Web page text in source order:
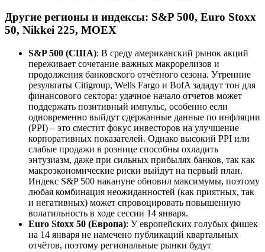
Другие регионы и индексы: S&P 500, Euro Stoxx
50, Nikkei 225, MOEX
S&P 500 (США): В среду американский рынок акций
переживает сочетание важных макрорелизов и
продолжения банковского отчётного сезона. Утренние
результаты Citigroup, Wells Fargo и BofA зададут тон для
финансового сектора: удачное начало отчетов может
поддержать позитивный импульс, особенно если
одновременно выйдут сдержанные данные по инфляции
(PPI) – это сместит фокус инвесторов на улучшение
корпоративных показателей. Однако высокий PPI или
слабые продажи в рознице способны охладить
энтузиазм, даже при сильных прибылях банков, так как
макроэкономические риски выйдут на первый план.
Индекс S&P 500 накануне обновил максимумы, поэтому
любая комбинация неожиданностей (как приятных, так
и негативных) может спровоцировать повышенную
волатильность в ходе сессии 14 января.
Euro Stoxx 50 (Европа): У европейских голубых фишек
на 14 января не намечено публикаций квартальных
отчётов, поэтому региональные рынки будут